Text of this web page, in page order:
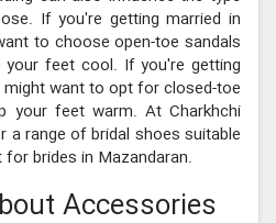
If you're getting married in
to choose open-toe sandals
feet cool. If you're getting
want to opt for closed-toe
your feet warm. At Charkhchi
a range of bridal shoes suitable
brides in Mazandaran.
Accessories